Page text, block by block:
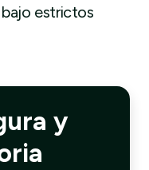
estrictos
y